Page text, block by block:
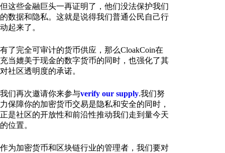
但这些金融巨头一再证明了，他们没法保护我们
的数据和隐私。这就是说得我们普通公民自己行
动起来了。
有了完全可审计的货币供应，那么CloakCoin在
充当媲美于现金的数字货币的同时，也强化了其
对社区透明度的承诺。
我们再次邀请你来参与verify our supply.我们努
力保障你的加密货币交易是隐私和安全的同时，
正是社区的开放性和前沿性推动我们走到量今天
的位置。
作为加密货币和区块链行业的管理者，我们要对